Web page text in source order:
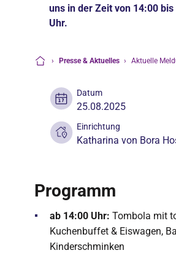
uns in der Zeit von 14:00 bis
Uhr.
› Presse & Aktuelles › Aktuelle
Datum
25.08.2025
Einrichtung
Katharina von Bora
Programm
ab 14:00 Uhr: Tombola mit
Kuchenbuffet & Eiswagen,
Kinderschminken